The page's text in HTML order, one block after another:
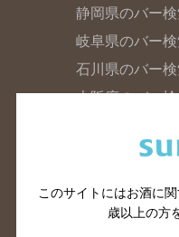
静岡県のバー検
岐阜県のバー検
石川県のバー検
大阪府のバー
滋賀県のバー検
山口県のバー
このサイトにはお酒に
歳以上の方